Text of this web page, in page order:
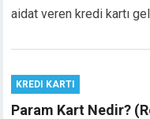
aidat veren kredi kartı
KREDI KARTI
Param Kart Nedir?